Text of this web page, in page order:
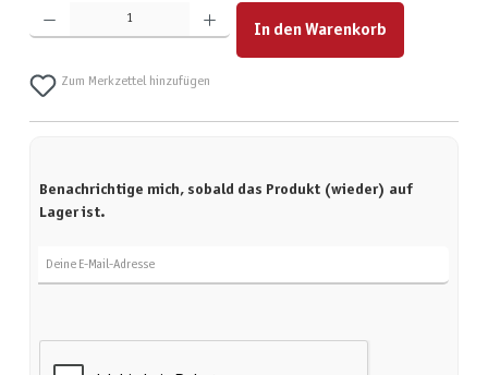
Produkt Anzahl: Gib den gewünschten Wert ein oder benutze die Schaltflächen um die Anzahl zu
In den Warenkorb
Zum Merkzettel hinzufügen
Benachrichtige mich, sobald das Produkt (wieder) auf
Lager ist.